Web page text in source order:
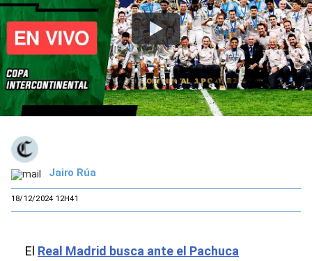
Jairo Rúa
18/12/2024 12H41
El Real Madrid busca ante el Pachuca